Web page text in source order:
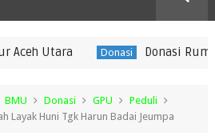
Donasi Donasi Rumah BMU
BMU Donasi GPU
Peduli
Layak Huni Tgk Harun Badai Jeumpa